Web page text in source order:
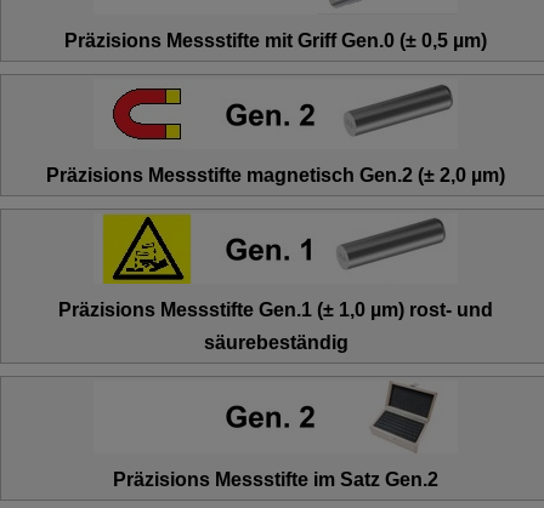
Präzisions Messstifte mit Griff Gen.0 (± 0,5 µm)
Präzisions Messstifte magnetisch Gen.2 (± 2,0 µm)
Präzisions Messstifte Gen.1 (± 1,0 µm) rost- und
säurebeständig
Präzisions Messstifte im Satz Gen.2